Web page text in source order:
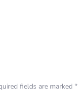
fields are marked *